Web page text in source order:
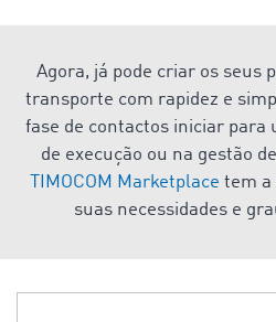
Agora, já pode criar os seus
transporte com rapidez e
fase de contactos iniciar
de execução ou na gestão
TIMOCOM Marketplace tem a
suas necessidades e